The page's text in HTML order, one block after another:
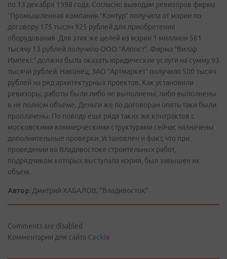
по 13 декабря 1998 года. Согласно выводам ревизоров фирма
“Промышленная компания “Контур” получила от мэрии по
договору 175 тысяч 925 рублей для приобретения
оборудования. Для этих же целей из мэрии 1 миллион 561
тысячу 13 рублей получило ООО “Алпост”. Фирма “Вилар
Импекс” должна была оказать юридические услуги на сумму 93
тысячи рублей. Наконец, ЗАО “Артмаркет” получило 500 тысяч
рублей на ряд архитектурных проектов. Как установили
ревизоры, работы были либо не выполнены, либо выполнены
в не полном объеме. Деньги же по договорам опять-таки были
проплачены. По поводу еще ряда таких же контрактов с
московскими коммерческими структурами сейчас назначены
дополнительные проверки. Установлен и факт, что при
проведении во Владивостоке строительных работ,
подрядчиком которых выступала мэрия, был завышен их
объем.
Автор: Дмитрий ХАБАЛОВ, "Владивосток"
Comments are disabled
Комментарии для сайта Cackle